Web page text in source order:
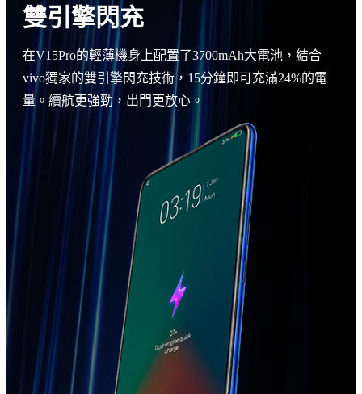
雙引擎閃充
在V15Pro的輕薄機身上配置了3700mAh大電池，結合
vivo獨家的雙引擎閃充技術，15分鐘即可充滿24%的電
量。續航更強勁，出門更放心。